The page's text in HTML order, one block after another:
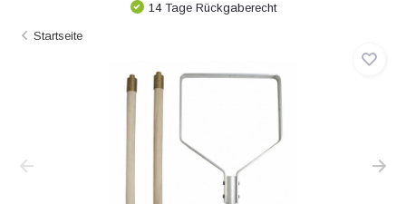
14 Tage Rückgaberecht
Startseite